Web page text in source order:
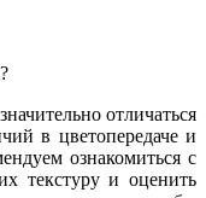
отличаться
в цветопередаче и
ознакомиться с
текстуру и оценить